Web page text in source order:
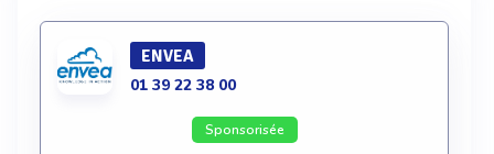
ENVEA
01 39 22 38 00
Sponsorisée